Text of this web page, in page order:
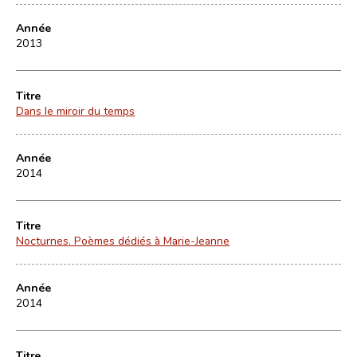
Année
2013
Titre
Dans le miroir du temps
Année
2014
Titre
Nocturnes. Poèmes dédiés à Marie-Jeanne
Année
2014